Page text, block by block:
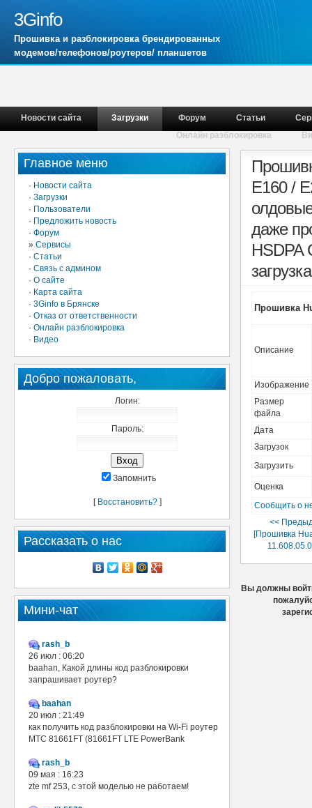
3Ginfo
Прошивка и разблокировка брендированных
модемов/телефонов/роутеров/ планшетов
Новости сайта Загрузки Форум Статьи
Онлайн разблокировка
Главное меню
· Новости сайта
· Загрузки
· Пользователи
· Предложить новость
· Форум
» Сервисы
· Статьи
· Связь с админом
· О сайте
· Карта сайта
· 3Ginfo в Брянске
· Отказ от ответственности
· Онлайн разблокировка
· Видео
Добро пожаловать,
Логин:
Пароль:
Запомнить
[ Восстановить?]
Рассказать о нас
Мини-чат
rash_b
26 июл : 06:20
baahan, Какой длины код разблокировки
запрашивает роутер?
baahan
20 июл : 21:49
как получить код разблокировки на Wi-Fi роутер
МТС 81661FT (81661FT LTE PowerBank
rash_b
09 мая : 16:23
zte mf 253, с этой моделью не работаем!
E160 /
даже
HSDPA
Прошивка
Описание
Изображение
Размер
файла
Дата
Загрузок
Загрузить
Оценка
Сообщить о
<<
[Прошивка
Вы должны